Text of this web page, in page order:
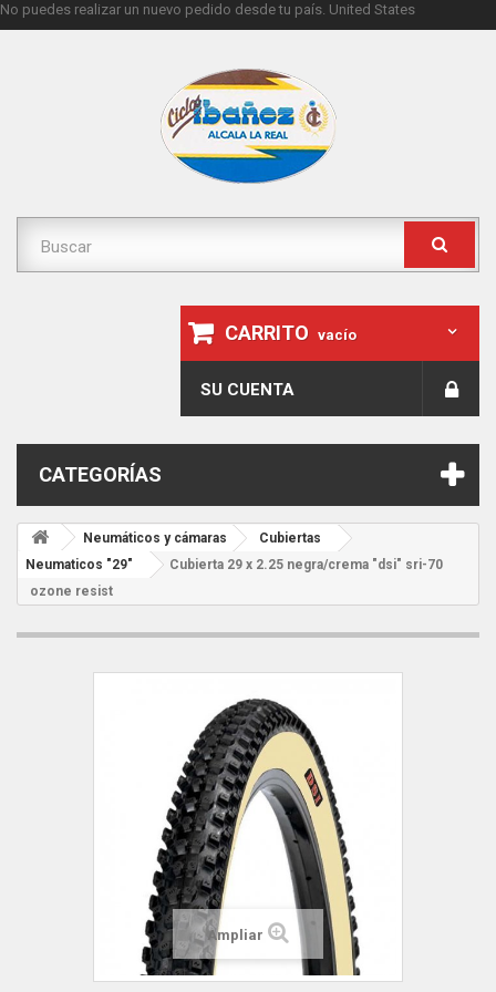
No puedes realizar un nuevo pedido desde tu país. United States
CARRITO vacío
SU CUENTA
CATEGORÍAS
Neumáticos y cámaras
Cubiertas
Neumaticos "29"
Cubierta 29 x 2.25 negra/crema "dsi" sri-70
ozone resist
Ampliar